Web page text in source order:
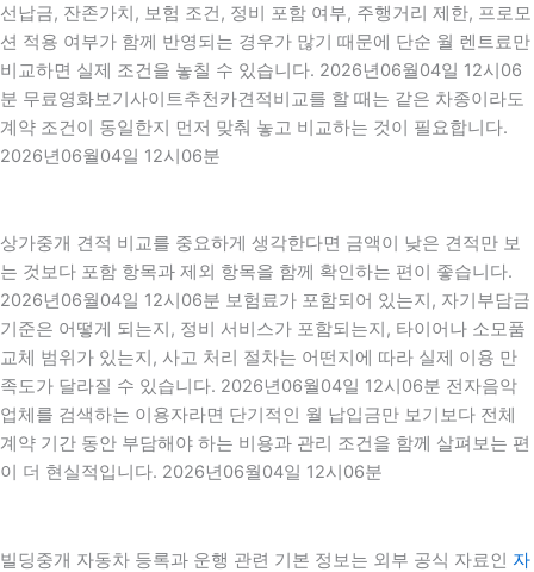
선납금, 잔존가치, 보험 조건, 정비 포함 여부, 주행거리 제한, 프로모
션 적용 여부가 함께 반영되는 경우가 많기 때문에 단순 월 렌트료만
비교하면 실제 조건을 놓칠 수 있습니다. 2026년06월04일 12시06
분 무료영화보기사이트추천카견적비교를 할 때는 같은 차종이라도
계약 조건이 동일한지 먼저 맞춰 놓고 비교하는 것이 필요합니다.
2026년06월04일 12시06분
상가중개 견적 비교를 중요하게 생각한다면 금액이 낮은 견적만 보
는 것보다 포함 항목과 제외 항목을 함께 확인하는 편이 좋습니다.
2026년06월04일 12시06분 보험료가 포함되어 있는지, 자기부담금
기준은 어떻게 되는지, 정비 서비스가 포함되는지, 타이어나 소모품
교체 범위가 있는지, 사고 처리 절차는 어떤지에 따라 실제 이용 만
족도가 달라질 수 있습니다. 2026년06월04일 12시06분 전자음악
업체를 검색하는 이용자라면 단기적인 월 납입금만 보기보다 전체
계약 기간 동안 부담해야 하는 비용과 관리 조건을 함께 살펴보는 편
이 더 현실적입니다. 2026년06월04일 12시06분
빌딩중개 자동차 등록과 운행 관련 기본 정보는 외부 공식 자료인 자